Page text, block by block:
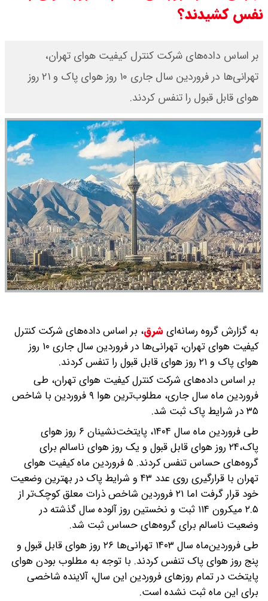
امیر جهانشاهی: پای نظامی آمریکایی
به ایران باز شود آن را قطع می‌کنیم +
ونس در بن‌بست سیاسی قرار دارد
نفس کشیدند؟
بر اساس داده‌های شرکت کنترل کیفیت هوای تهران،
تهرانی‌ها در فروردین سال جاری ۱۰ روز هوای پاک و ۲۱ روز
هوای قابل قبول را تنفس کردند.
به گزارش گروه رسانه‌ایشرق، بر اساس داده‌های شرکت کنترل
کیفیت هوای تهران، تهرانی‌ها در فروردین سال جاری ۱۰ روز
هوای پاک و ۲۱ روز هوای قابل قبول را تنفس کردند.
بر اساس داده‌های شرکت کنترل کیفیت هوای تهران، طی
فروردین ماه سال جاری، مطلوب‌ترین هوا ۹ فروردین با شاخص
۳۵ در شرایط پاک ثبت شد.
طی فروردین ماه سال ۱۴۰۴، پایتخت‌نشینان ۶ روز هوای
پاک،‌۲۴ روز هوای قابل قبول و یک روز هوای ناسالم برای
گروه‌های حساس تنفس کردند. ۵ فروردین ماه کیفیت هوای
تهران با قرارگیری روی عدد ۴۳ و شرایط پاک در بهترین وضعیت
خود قرار گرفت اما ۲۱ فروردین شاخص ذرات معلق کوچک‌تر از
۲.۵ میکرون ۱۱۴ ثبت و نخستین روز آلوده سال گذشته در
وضعیت ناسالم برای گروه‌های حساس ثبت شد.
طی فروردین‌ماه سال ۱۴۰۳ تهرانی‌ها ۲۶ روز هوای قابل قبول و
پنج روز هوای پاک تنفس کردند. با توجه به مطلوب بودن هوای
پایتخت در تمام روزهای فروردین این سال، آلاینده شاخصی
برای این ماه ثبت نشده است.